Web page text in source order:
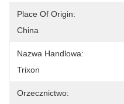
Place Of Origin:
China
Nazwa Handlowa:
Trixon
Orzecznictwo: